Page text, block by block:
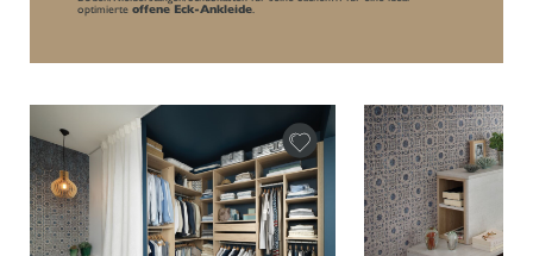
optimierte offene Eck-Ankleide.